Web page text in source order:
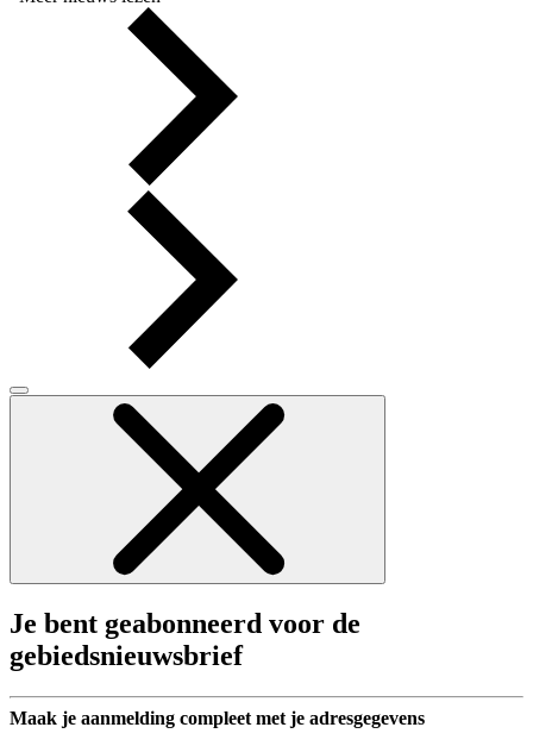
Je bent geabonneerd voor de
gebiedsnieuwsbrief
Maak je aanmelding compleet met je adresgegevens